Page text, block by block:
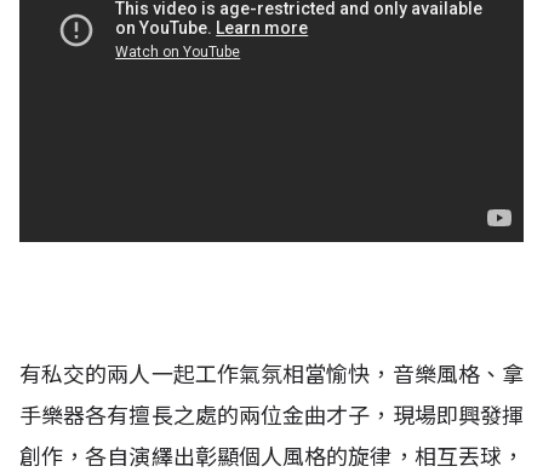
有私交的兩人一起工作氣氛相當愉快，音樂風格、拿
手樂器各有擅長之處的兩位金曲才子，現場即興發揮
創作，各自演繹出彰顯個人風格的旋律，相互丟球，